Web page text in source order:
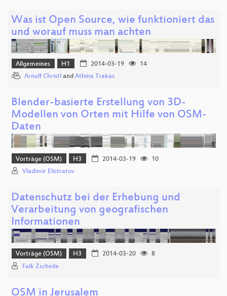
Was ist Open Source, wie funktioniert das
und worauf muss man achten
Allgemeines H1 2014-03-19
14
Arnulf Christl and Athina Trakas
Blender-basierte Erstellung von 3D-
Modellen von Orten mit Hilfe von OSM-
Daten
Vorträge (OSM) H3 2014-03-19
10
Vladimir Elistratov
Datenschutz bei der Erhebung und
Verarbeitung von geografischen
Informationen
Vorträge (OSM) H3 2014-03-20
8
Falk Zscheile
OSM in Jerusalem